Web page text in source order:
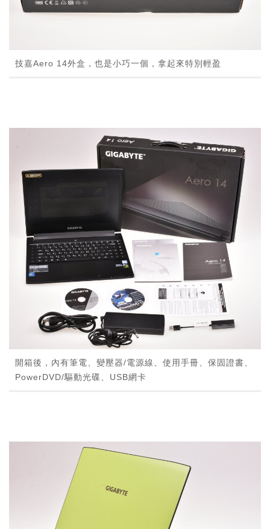
技嘉Aero 14外盒，也是小巧一個，拿起來特別輕盈
開箱後，內有筆電、變壓器/電源線、使用手冊、保固證書、
PowerDVD/驅動光碟、USB網卡